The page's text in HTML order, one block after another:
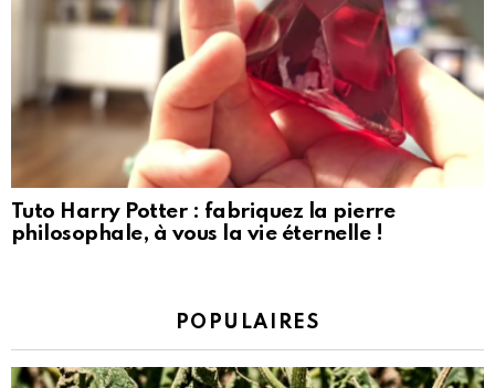
Tuto Harry Potter : fabriquez la pierre
philosophale, à vous la vie éternelle !
POPULAIRES